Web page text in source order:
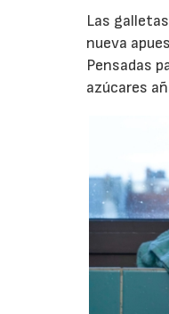
Las
nueva
Pensadas
azúcares